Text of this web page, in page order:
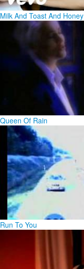
Milk And Toast And Honey
Queen Of Rain
Run To You